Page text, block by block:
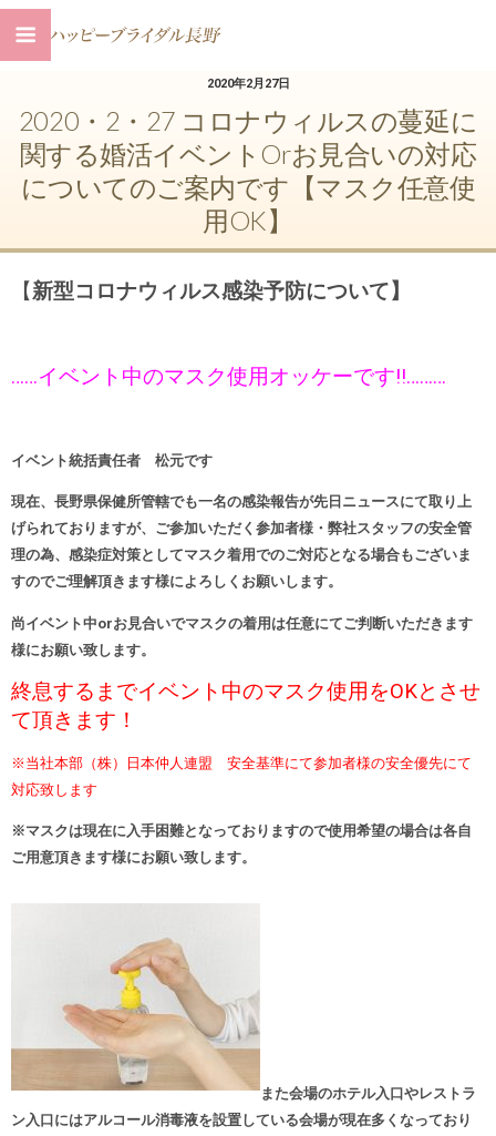
2020年2月27日
2020・2・27 コロナウィルスの蔓延に
関する婚活イベントorお見合いの対応
についてのご案内です【マスク任意使
用OK】
【新型コロナウィルス感染予防について】
……イベント中のマスク使用オッケーです‼︎………
イベント統括責任者 松元です
現在、長野県保健所管轄でも一名の感染報告が先日ニュースにて取り上
げられておりますが、ご参加いただく参加者様・弊社スタッフの安全管
理の為、感染症対策としてマスク着用でのご対応となる場合もございま
すのでご理解頂きます様によろしくお願いします。
尚イベント中orお見合いでマスクの着用は任意にてご判断いただきます
様にお願い致します。
終息するまでイベント中のマスク使用をOKとさせ
て頂きます！
※当社本部（株）日本仲人連盟 安全基準にて参加者様の安全優先にて
対応致します
※マスクは現在に入手困難となっておりますので使用希望の場合は各自
ご用意頂きます様にお願い致します。
また会場のホテル入口やレストラ
ン入口にはアルコール消毒液を設置している会場が現在多くなっており